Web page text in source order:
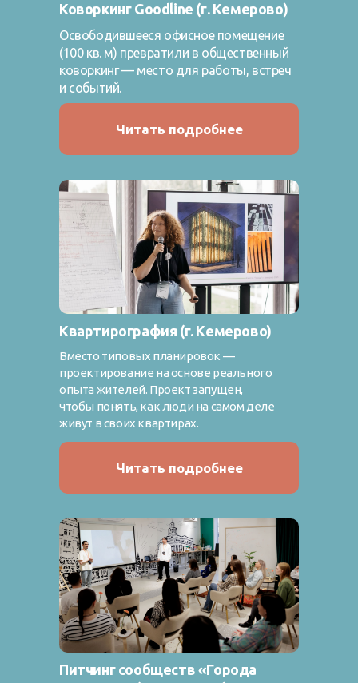
Читать подробнее
Читать подробнее
Питчинг сообществ «Города
Квартирография (г. Кемерово)
Вместо типовых планировок —
проектирование на основе реального
опыта жителей. Проект запущен,
чтобы понять, как люди на самом деле
живут в своих квартирах.
Коворкинг Goodline (г. Кемерово)
Освободившееся офисное помещение
(100 кв. м) превратили в общественный
коворкинг — место для работы, встреч
и событий.